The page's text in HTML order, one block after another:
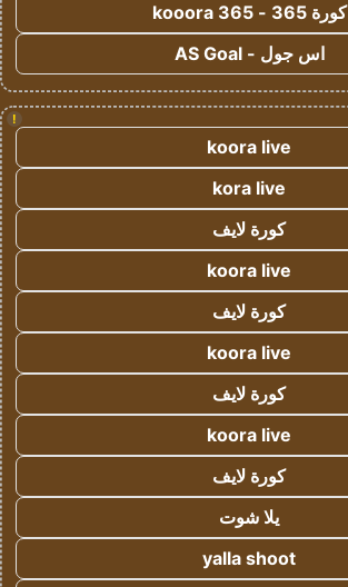
كورة 365 - kooora 365
اس جول - AS Goal
!
koora live
kora live
كورة لايف
koora live
كورة لايف
koora live
كورة لايف
koora live
كورة لايف
يلا شوت
yalla shoot